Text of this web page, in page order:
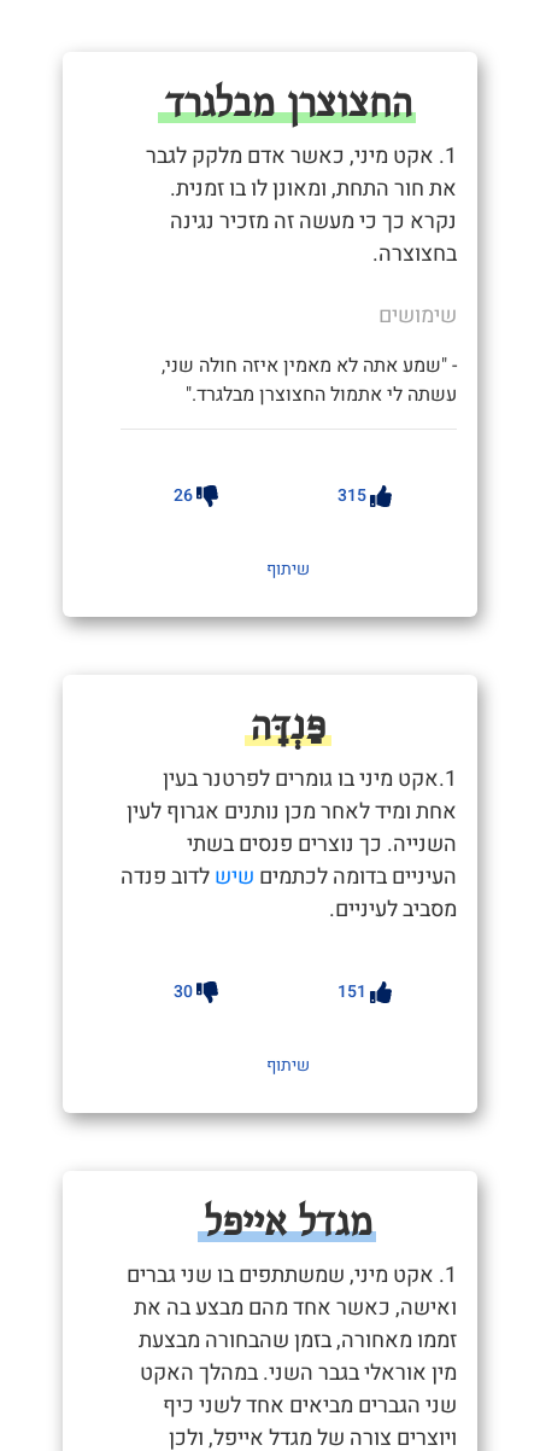
החצוצרן מבלגרד
1. אקט מיני, כאשר אדם מלקק לגבר
את חור התחת, ומאונן לו בו זמנית.
נקרא כך כי מעשה זה מזכיר נגינה
בחצוצרה.
שימושים
- "שמע אתה לא מאמין איזה חולה שני,
עשתה לי אתמול החצוצרן מבלגרד."
315
26
שיתוף
פַּנְדָּה
1.אקט מיני בו גומרים לפרטנר בעין
אחת ומיד לאחר מכן נותנים אגרוף לעין
השנייה. כך נוצרים פנסים בשתי
העיניים בדומה לכתמים שישלדוב פנדה
מסביב לעיניים.
151
30
שיתוף
מגדל אייפל
1. אקט מיני, שמשתתפים בו שני גברים
ואישה, כאשר אחד מהם מבצע בה את
זממו מאחורה, בזמן שהבחורה מבצעת
מין אוראלי בגבר השני. במהלך האקט
שני הגברים מביאים אחד לשני כיף
ויוצרים צורה של מגדל אייפל, ולכן